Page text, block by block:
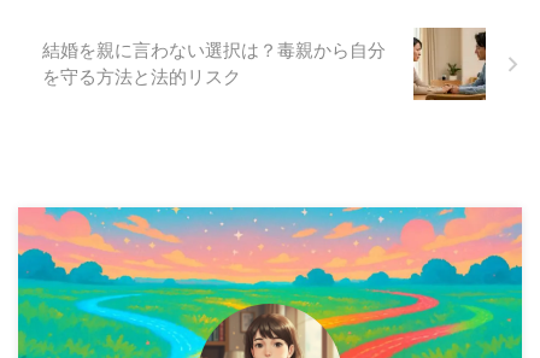
結婚を親に言わない選択は？毒親から自分
を守る方法と法的リスク